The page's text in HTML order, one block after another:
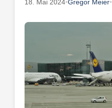
18. Mai 2024•Gregor Meier•